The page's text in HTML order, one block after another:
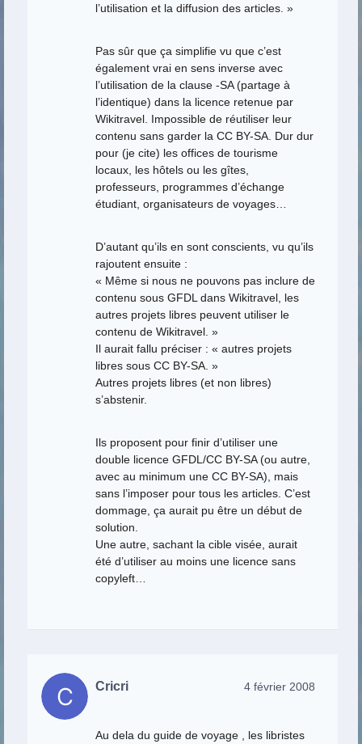
l’utilisation et la diffusion des articles. »
Pas sûr que ça simplifie vu que c’est
également vrai en sens inverse avec
l’utilisation de la clause -SA (partage à
l’identique) dans la licence retenue par
Wikitravel. Impossible de réutiliser leur
contenu sans garder la CC BY-SA. Dur dur
pour (je cite) les offices de tourisme
locaux, les hôtels ou les gîtes,
professeurs, programmes d’échange
étudiant, organisateurs de voyages…
D’autant qu’ils en sont conscients, vu qu’ils
rajoutent ensuite :
« Même si nous ne pouvons pas inclure de
contenu sous GFDL dans Wikitravel, les
autres projets libres peuvent utiliser le
contenu de Wikitravel. »
Il aurait fallu préciser : « autres projets
libres sous CC BY-SA. »
Autres projets libres (et non libres)
s’abstenir.
Ils proposent pour finir d’utiliser une
double licence GFDL/CC BY-SA (ou autre,
avec au minimum une CC BY-SA), mais
sans l’imposer pour tous les articles. C’est
dommage, ça aurait pu être un début de
solution.
Une autre, sachant la cible visée, aurait
été d’utiliser au moins une licence sans
copyleft…
Cricri 4 février 2008
Au dela du guide de voyage , les libristes